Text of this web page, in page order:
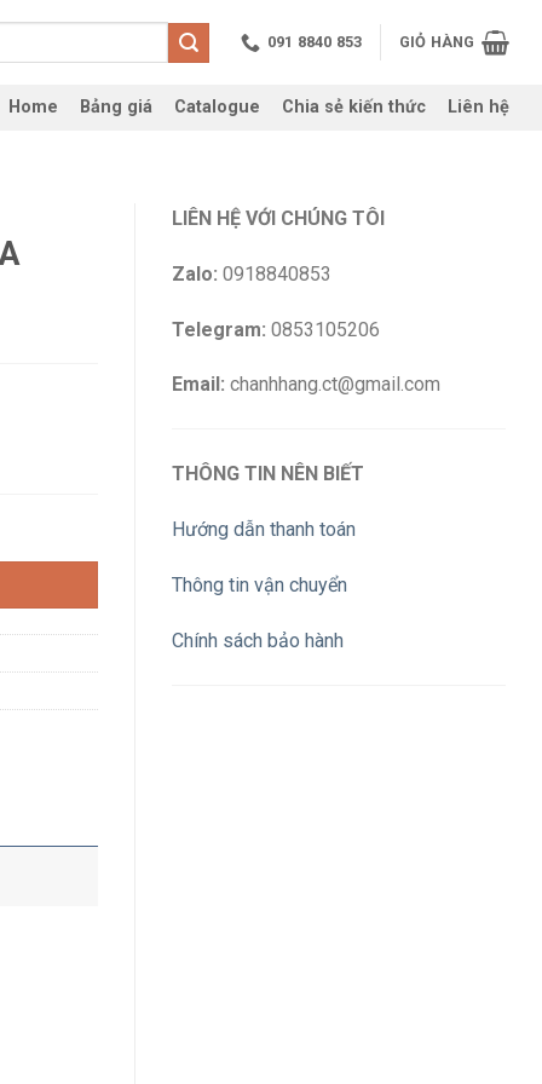
091 8840 853 GIỎ HÀNG
Home Bảng giá Catalogue Chia sẻ kiến thức Liên hệ
LIÊN HỆ VỚI CHÚNG TÔI
Zalo: 0918840853
Telegram: 0853105206
Email: chanhhang.ct@gmail.com
THÔNG TIN NÊN BIẾT
Hướng dẫn thanh toán
Thông tin vận chuyển
Chính sách bảo hành